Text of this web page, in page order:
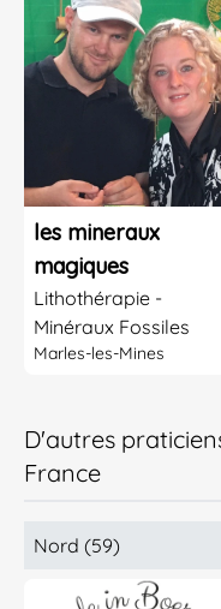
les mineraux
magiques
Lithothérapie -
Minéraux Fossiles
Marles-les-Mines
D'autres
France
Nord (59)